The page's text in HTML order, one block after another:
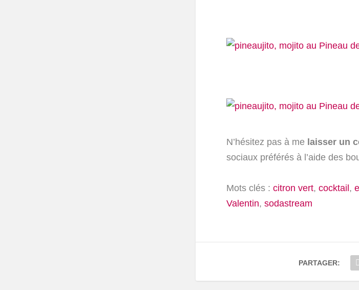
N’hésitez pas à me laisser un
sociaux préférés à l’aide des
Mots clés : citron vert, cocktail ,
Valentin, sodastream
PARTAGER: